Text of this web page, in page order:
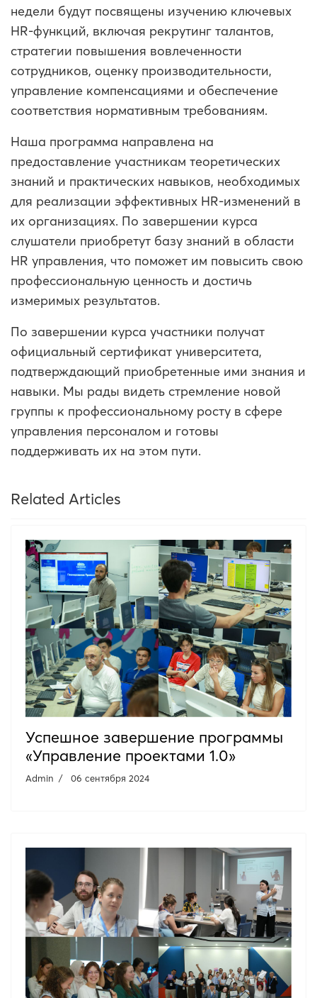
недели будут посвящены изучению ключевых
HR-функций, включая рекрутинг талантов,
стратегии повышения вовлеченности
сотрудников, оценку производительности,
управление компенсациями и обеспечение
соответствия нормативным требованиям.
Наша программа направлена на
предоставление участникам теоретических
знаний и практических навыков, необходимых
для реализации эффективных HR-изменений в
их организациях. По завершении курса
слушатели приобретут базу знаний в области
HR управления, что поможет им повысить свою
профессиональную ценность и достичь
измеримых результатов.
По завершении курса участники получат
официальный сертификат университета,
подтверждающий приобретенные ими знания и
навыки. Мы рады видеть стремление новой
группы к профессиональному росту в сфере
управления персоналом и готовы
поддерживать их на этом пути.
Related Articles
Успешное завершение программы
«Управление проектами 1.0»
Admin 06 сентября 2024